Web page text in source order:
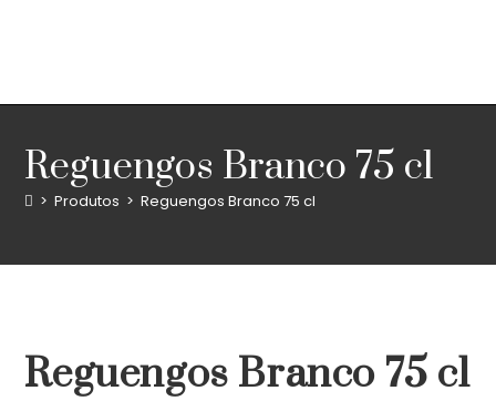
Reguengos Branco 75 cl
> Produtos > Reguengos Branco 75 cl
Reguengos Branco 75 cl